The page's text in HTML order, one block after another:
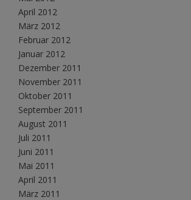
April 2012
März 2012
Februar 2012
Januar 2012
Dezember 2011
November 2011
Oktober 2011
September 2011
August 2011
Juli 2011
Juni 2011
Mai 2011
April 2011
März 2011